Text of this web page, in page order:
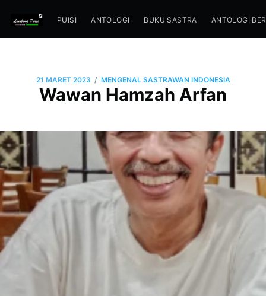
PUISI ANTOLOGI BUKU SASTRA ANTOLOGI
21 MARET 2023 / MENGENAL SASTRAWAN INDONESIA
Wawan Hamzah Arfan